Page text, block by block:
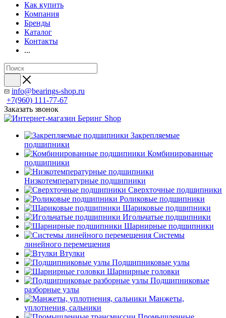
Как купить
Компания
Бренды
Каталог
Контакты
...
info@bearings-shop.ru
+7(960) 111-77-67
Заказать звонок
Закрепляемые
подшипники
Комбинированные
подшипники
Низкотемпературные подшипники
Сверхточные подшипники
Роликовые подшипники
Шариковые подшипники
Игольчатые подшипники
Шарнирные подшипники
Системы
линейного перемещения
Втулки
Подшипниковые узлы
Шарнирные головки
Подшипниковые
разборные узлы
Манжеты,
уплотнения, сальники